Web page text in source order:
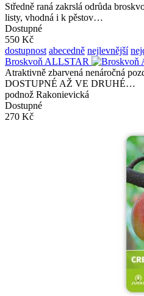
Středně raná zakrslá odrůda
listy, vhodná i k pěstov…
Dostupné
550 Kč
dostupnost abecedně nejlevnější
Broskvoň ALLSTAR
Atraktivně zbarvená nenáročná
DOSTUPNÉ AŽ VE DRUHÉ…
podnož Rakonievická
Dostupné
270 Kč